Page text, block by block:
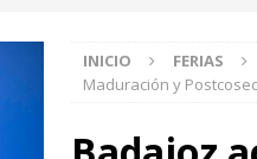
Planas preside la toma de posesión
CICYTEX organiza un seminario
INICIO FERIAS
Maduración y